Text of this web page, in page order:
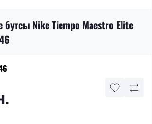
Nike Tiempo Maestro Elite